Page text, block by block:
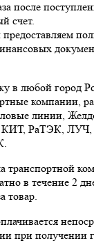
после
счет.
в любой город
компании,
линии,
РаТЭК, ЛУЧ,
транспортной
в течение 2
товар.
при получении